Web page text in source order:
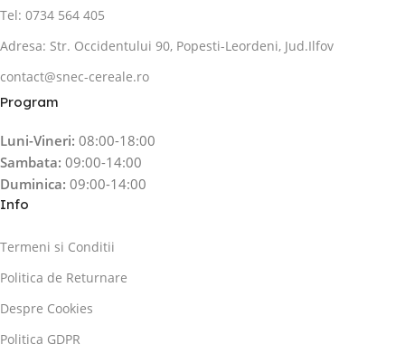
Tel: 0734 564 405
Adresa: Str. Occidentului 90, Popesti-Leordeni, Jud.Ilfov
contact@snec-cereale.ro
Program
Luni-Vineri: 08:00-18:00
Sambata: 09:00-14:00
Duminica: 09:00-14:00
Info
Termeni si Conditii
Politica de Returnare
Despre Cookies
Politica GDPR